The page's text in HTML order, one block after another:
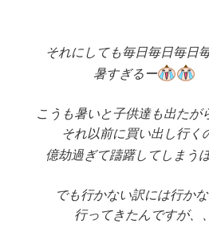
それにしても毎日毎日毎日
暑すぎるー
こうも暑いと子供達も出たが
それ以前に買い出し行く
億劫過ぎて躊躇してしまう
でも行かない訳には行か
行ってきたんですが、、